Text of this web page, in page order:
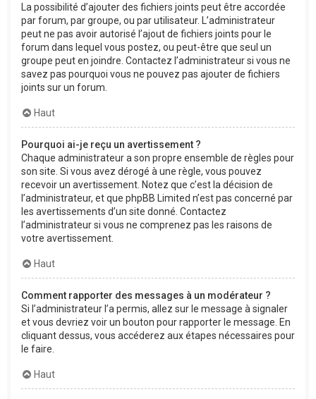
La possibilité d’ajouter des fichiers joints peut être accordée
par forum, par groupe, ou par utilisateur. L’administrateur
peut ne pas avoir autorisé l’ajout de fichiers joints pour le
forum dans lequel vous postez, ou peut-être que seul un
groupe peut en joindre. Contactez l’administrateur si vous ne
savez pas pourquoi vous ne pouvez pas ajouter de fichiers
joints sur un forum.
Haut
Pourquoi ai-je reçu un avertissement ?
Chaque administrateur a son propre ensemble de règles pour
son site. Si vous avez dérogé à une règle, vous pouvez
recevoir un avertissement. Notez que c’est la décision de
l’administrateur, et que phpBB Limited n’est pas concerné par
les avertissements d’un site donné. Contactez
l’administrateur si vous ne comprenez pas les raisons de
votre avertissement.
Haut
Comment rapporter des messages à un modérateur ?
Si l’administrateur l’a permis, allez sur le message à signaler
et vous devriez voir un bouton pour rapporter le message. En
cliquant dessus, vous accéderez aux étapes nécessaires pour
le faire.
Haut